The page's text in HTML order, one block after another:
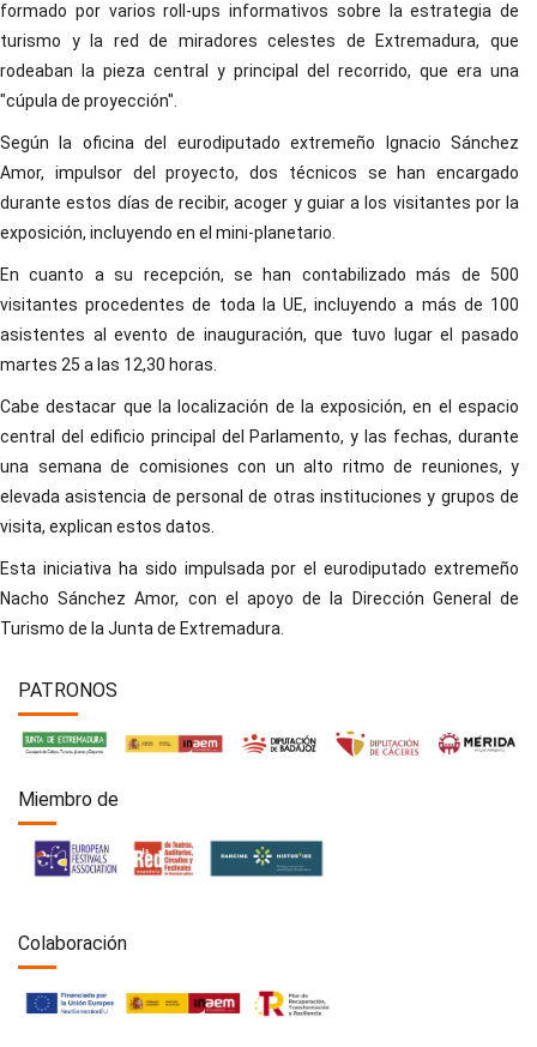
formado por varios roll-ups informativos sobre la estrategia de
turismo y la red de miradores celestes de Extremadura, que
rodeaban la pieza central y principal del recorrido, que era una
"cúpula de proyección".
Según la oficina del eurodiputado extremeño Ignacio Sánchez
Amor, impulsor del proyecto, dos técnicos se han encargado
durante estos días de recibir, acoger y guiar a los visitantes por la
exposición, incluyendo en el mini-planetario.
En cuanto a su recepción, se han contabilizado más de 500
visitantes procedentes de toda la UE, incluyendo a más de 100
asistentes al evento de inauguración, que tuvo lugar el pasado
martes 25 a las 12,30 horas.
Cabe destacar que la localización de la exposición, en el espacio
central del edificio principal del Parlamento, y las fechas, durante
una semana de comisiones con un alto ritmo de reuniones, y
elevada asistencia de personal de otras instituciones y grupos de
visita, explican estos datos.
Esta iniciativa ha sido impulsada por el eurodiputado extremeño
Nacho Sánchez Amor, con el apoyo de la Dirección General de
Turismo de la Junta de Extremadura.
PATRONOS
Miembro de
Colaboración